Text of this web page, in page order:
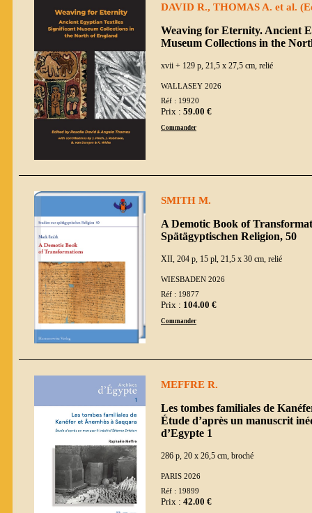
DAVID R., THOMAS A. et al.
Weaving for Eternity. Ancient
Museum Collections in the
xvii + 129 p, 21,5 x 27,5 cm, relié
WALLASEY 2026
Réf : 19920
Prix : 59.00 €
Commander
SMITH M.
A Demotic Book of
Spätägyptischen Religion, 50
XII, 204 p, 15 pl, 21,5 x 30 cm, relié
WIESBADEN 2026
Réf : 19877
Prix : 104.00 €
Commander
MEFFRE R.
Les tombes familiales de
Étude d’après un manuscrit
d’Egypte 1
286 p, 20 x 26,5 cm, broché
PARIS 2026
Réf : 19899
Prix : 42.00 €